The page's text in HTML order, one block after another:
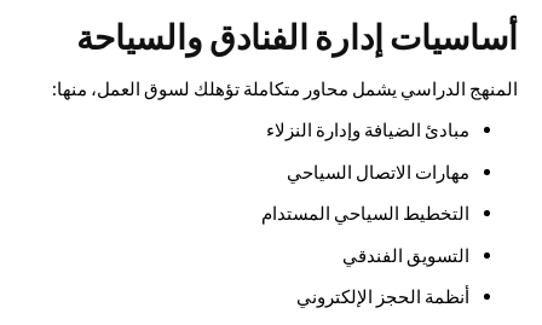
أساسيات إدارة الفنادق والسياحة
المنهج الدراسي يشمل محاور متكاملة تؤهلك لسوق العمل، منها:
مبادئ الضيافة وإدارة النزلاء
مهارات الاتصال السياحي
التخطيط السياحي المستدام
التسويق الفندقي
أنظمة الحجز الإلكتروني